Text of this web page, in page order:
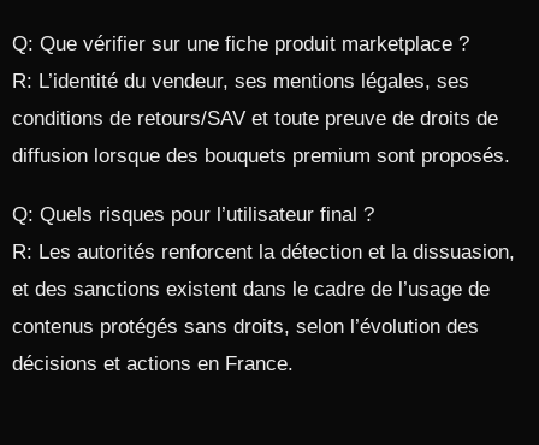
Q: Que vérifier sur une fiche produit marketplace ?
R: L’identité du vendeur, ses mentions légales, ses
conditions de retours/SAV et toute preuve de droits de
diffusion lorsque des bouquets premium sont proposés.
Q: Quels risques pour l’utilisateur final ?
R: Les autorités renforcent la détection et la dissuasion,
et des sanctions existent dans le cadre de l’usage de
contenus protégés sans droits, selon l’évolution des
décisions et actions en France.